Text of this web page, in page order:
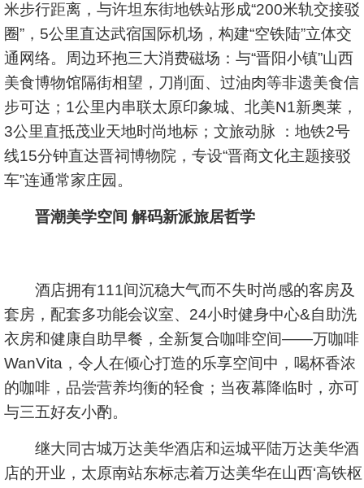
米步行距离，与许坦东街地铁站形成“200米轨交接驳
圈”，5公里直达武宿国际机场，构建“空铁陆”立体交
通网络。周边环抱三大消费磁场：与“晋阳小镇”山西
美食博物馆隔街相望，刀削面、过油肉等非遗美食信
步可达；1公里内串联太原印象城、北美N1新奥莱，
3公里直抵茂业天地时尚地标；文旅动脉 ：地铁2号
线15分钟直达晋祠博物院，专设“晋商文化主题接驳
车”连通常家庄园。
晋潮美学空间 解码新派旅居哲学
酒店拥有111间沉稳大气而不失时尚感的客房及
套房，配套多功能会议室、24小时健身中心&自助洗
衣房和健康自助早餐，全新复合咖啡空间——万咖啡
WanVita，令人在倾心打造的乐享空间中，喝杯香浓
的咖啡，品尝营养均衡的轻食；当夜幕降临时，亦可
与三五好友小酌。
继大同古城万达美华酒店和运城平陆万达美华酒
店的开业，太原南站东标志着万达美华在山西‘高铁枢